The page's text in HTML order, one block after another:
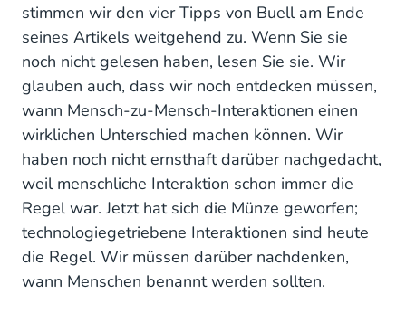
stimmen wir den vier Tipps von Buell am Ende
seines Artikels weitgehend zu. Wenn Sie sie
noch nicht gelesen haben, lesen Sie sie. Wir
glauben auch, dass wir noch entdecken müssen,
wann Mensch-zu-Mensch-Interaktionen einen
wirklichen Unterschied machen können. Wir
haben noch nicht ernsthaft darüber nachgedacht,
weil menschliche Interaktion schon immer die
Regel war. Jetzt hat sich die Münze geworfen;
technologiegetriebene Interaktionen sind heute
die Regel. Wir müssen darüber nachdenken,
wann Menschen benannt werden sollten.